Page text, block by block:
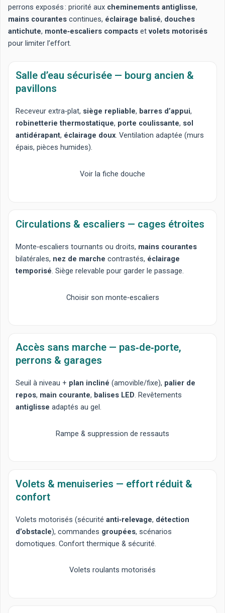
perrons exposés : priorité aux cheminements antiglisse,
mains courantescontinues, éclairage balisé, douches
antichute, monte‑escaliers compactset volets motorisés
pour limiter l’effort.
Salle d’eau sécurisée — bourg ancien &
pavillons
Receveur extra‑plat, siège repliable, barres d’appui,
robinetterie thermostatique, porte coulissante, sol
antidérapant, éclairage doux. Ventilation adaptée (murs
épais, pièces humides).
Voir la fiche douche
Circulations & escaliers — cages étroites
Monte‑escaliers tournants oudroits, mains courantes
bilatérales, nez de marche contrastés, éclairage
temporisé. Siège relevable pour garder le passage.
Choisir son monte‑escaliers
Accès sans marche — pas‑de‑porte,
perrons & garages
Seuil à niveau + plan incliné (amovible/fixe), palier de
repos, main courante, balises LED. Revêtements
antiglisse adaptés au gel.
Rampe & suppression de ressauts
Volets & menuiseries — effort réduit &
confort
Volets motorisés (sécuritéanti‑relevage, détection
d’obstacle), commandes groupées, scénarios
domotiques . Confort thermique & sécurité.
Volets roulants motorisés